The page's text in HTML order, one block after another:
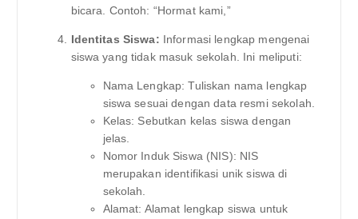
bicara. Contoh: “Hormat kami,”
Identitas Siswa: Informasi lengkap mengenai
siswa yang tidak masuk sekolah. Ini meliputi:
Nama Lengkap: Tuliskan nama lengkap
siswa sesuai dengan data resmi sekolah.
Kelas: Sebutkan kelas siswa dengan
jelas.
Nomor Induk Siswa (NIS): NIS
merupakan identifikasi unik siswa di
sekolah.
Alamat: Alamat lengkap siswa untuk